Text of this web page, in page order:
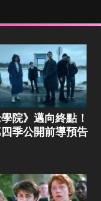
學院》邁向終點！
季公開前導預告